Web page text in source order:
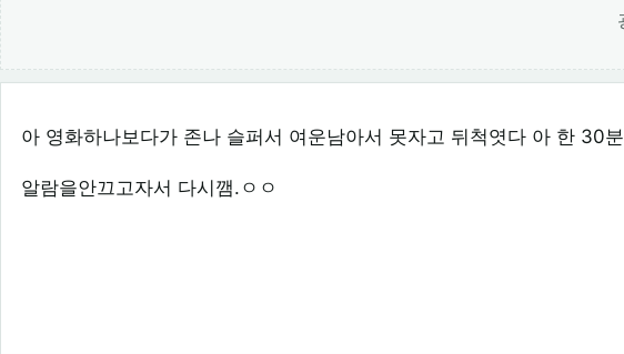
아 영화하나보다가 존나 슬퍼서 여운남아서 못자고 뒤척엿다 아 한 30
알람을안끄고자서 다시깸.ㅇㅇ